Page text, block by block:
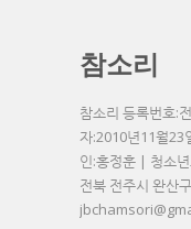
참소리
참소리 등록번호:
자:2010년11월23
인:홍정훈 | 청소
전북 전주시 완산